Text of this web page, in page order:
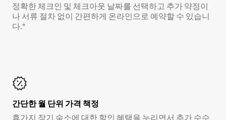
정확한 체크인 및 체크아웃 날짜를 선택하고 추가 약정이
나 서류 절차 없이 간편하게 온라인으로 예약할 수 있습니
다.*
간단한 월 단위 가격 책정
휴가지 장기 숙소에 대한 할인 혜택을 누리면서 추가 수수